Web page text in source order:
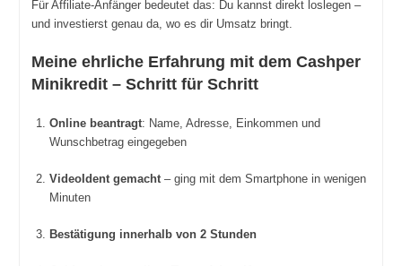
Für Affiliate-Anfänger bedeutet das: Du kannst direkt loslegen –
und investierst genau da, wo es dir Umsatz bringt.
Meine ehrliche Erfahrung mit dem Cashper
Minikredit – Schritt für Schritt
Online beantragt: Name, Adresse, Einkommen und
Wunschbetrag eingegeben
VideoIdent gemacht– ging mit dem Smartphone in wenigen
Minuten
Bestätigung innerhalb von 2 Stunden